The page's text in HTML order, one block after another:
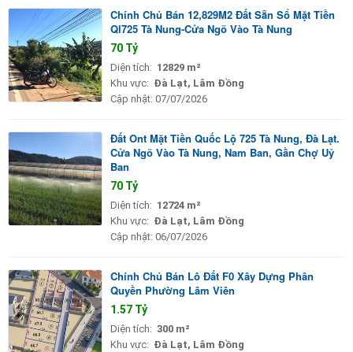
Chính Chủ Bán 12,829M2 Đất Sẵn Sổ Mặt Tiền
Ql725 Tà Nung-Cửa Ngõ Vào Tà Nung
70 Tỷ
Diện tích: 12829 m²
Khu vực: Đà Lạt, Lâm Đồng
Cập nhật: 07/07/2026
Đất Ont Mặt Tiền Quốc Lộ 725 Tà Nung, Đà Lạt.
Cửa Ngõ Vào Tà Nung, Nam Ban, Gần Chợ Uỷ
Ban
70 Tỷ
Diện tích: 12724 m²
Khu vực: Đà Lạt, Lâm Đồng
Cập nhật: 06/07/2026
Chính Chủ Bán Lô Đất F0 Xây Dựng Phân
Quyền Phường Lâm Viên
1.57 Tỷ
Diện tích: 300 m²
Khu vực: Đà Lạt, Lâm Đồng